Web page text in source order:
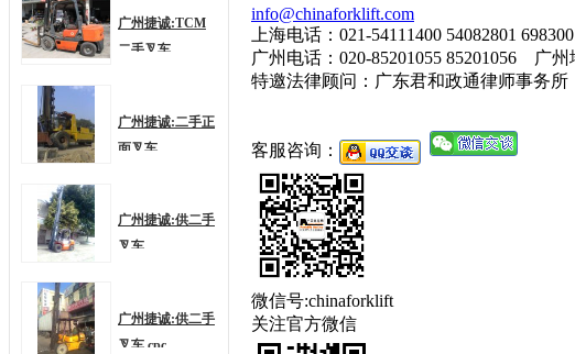
广州捷诚:TCM
二手叉车
广州捷诚:二手正
面叉车
广州捷诚:供二手
叉车
广州捷诚:供二手
叉车 cpc
info@chinaforklift.com
上海电话：021-54111400 54082801
广州电话：020-85201055 85201056 广
特邀法律顾问：广东君和政通律师事务所
客服咨询：
微信号:chinaforklift
关注官方微信